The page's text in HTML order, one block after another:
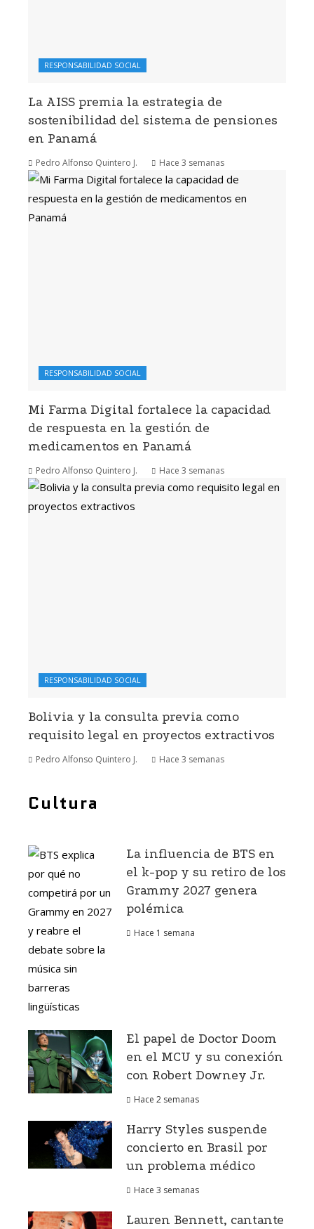
RESPONSABILIDAD SOCIAL
La AISS premia la estrategia de
sostenibilidad del sistema de pensiones
en Panamá
Pedro Alfonso Quintero J. Hace 3 semanas
RESPONSABILIDAD SOCIAL
Mi Farma Digital fortalece la capacidad
de respuesta en la gestión de
medicamentos en Panamá
Pedro Alfonso Quintero J. Hace 3 semanas
RESPONSABILIDAD SOCIAL
Bolivia y la consulta previa como
requisito legal en proyectos extractivos
Pedro Alfonso Quintero J. Hace 3 semanas
Cultura
La influencia de BTS en
el k-pop y su retiro de los
Grammy 2027 genera
polémica
Hace 1 semana
El papel de Doctor Doom
en el MCU y su conexión
con Robert Downey Jr.
Hace 2 semanas
Harry Styles suspende
concierto en Brasil por
un problema médico
Hace 3 semanas
Lauren Bennett, cantante